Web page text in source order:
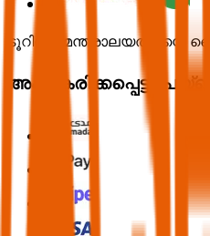
ടൂറിസം മന്ത്രാലയത്തിന്റെ
അംഗീകരിക്കപ്പെട്ട